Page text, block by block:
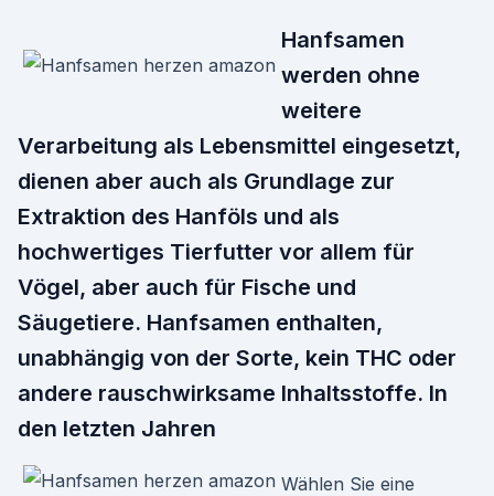
Hanfsamen
werden ohne
weitere
Verarbeitung als Lebensmittel eingesetzt,
dienen aber auch als Grundlage zur
Extraktion des Hanföls und als
hochwertiges Tierfutter vor allem für
Vögel, aber auch für Fische und
Säugetiere. Hanfsamen enthalten,
unabhängig von der Sorte, kein THC oder
andere rauschwirksame Inhaltsstoffe. In
den letzten Jahren
Wählen Sie eine